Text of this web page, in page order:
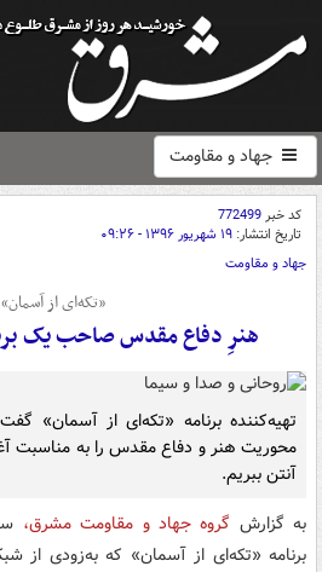
جهاد و مقاومت
کد خبر772499
تاریخ انتشار: ۱۹ شهریور ۱۳۹۶ - ۰۹:۲۶
جهاد و مقاومت
«تکه‌ای از
هنرِ دفاع مقدس صاحب یک
تهیه‌کننده برنامه «تکه‌ای از آسمان»
محوریت هنر و دفاع مقدس را به مناسبت
آنتن ببریم.
به گزارش گروه جهاد و مقاومت مشرق،
برنامه «تکه‌ای از آسمان» که به‌زودی